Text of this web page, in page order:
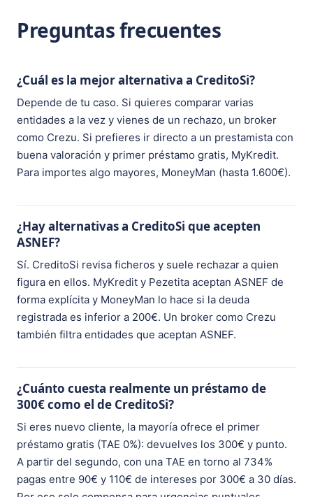
Preguntas frecuentes
¿Cuál es la mejor alternativa a CreditoSi?
Depende de tu caso. Si quieres comparar varias
entidades a la vez y vienes de un rechazo, un broker
como Crezu. Si prefieres ir directo a un prestamista con
buena valoración y primer préstamo gratis, MyKredit.
Para importes algo mayores, MoneyMan (hasta 1.600€).
¿Hay alternativas a CreditoSi que acepten
ASNEF?
Sí. CreditoSi revisa ficheros y suele rechazar a quien
figura en ellos. MyKredit y Pezetita aceptan ASNEF de
forma explícita y MoneyMan lo hace si la deuda
registrada es inferior a 200€. Un broker como Crezu
también filtra entidades que aceptan ASNEF.
¿Cuánto cuesta realmente un préstamo de
300€ como el de CreditoSi?
Si eres nuevo cliente, la mayoría ofrece el primer
préstamo gratis (TAE 0%): devuelves los 300€ y punto.
A partir del segundo, con una TAE en torno al 734%
pagas entre 90€ y 110€ de intereses por 300€ a 30 días.